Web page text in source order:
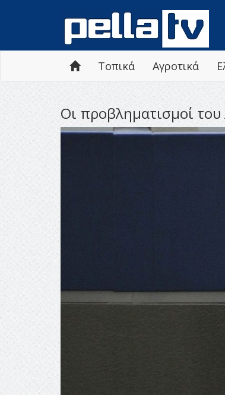
Τοπικά Αγροτικά
Οι προβληματισμοί